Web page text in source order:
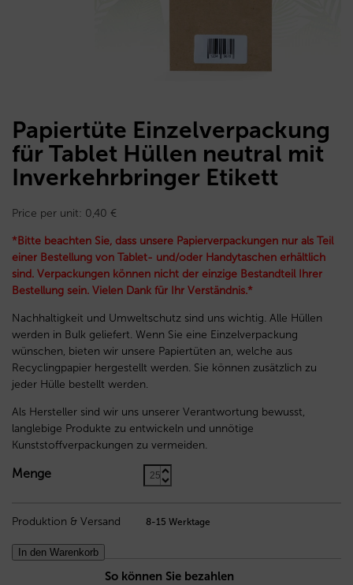
Papiertüte Einzelverpackung
für Tablet Hüllen neutral mit
Inverkehrbringer Etikett
Price per unit: 0,40 €
*Bitte beachten Sie, dass unsere Papierverpackungen nur als Teil
einer Bestellung von Tablet- und/oder Handytaschen erhältlich
sind. Verpackungen können nicht der einzige Bestandteil Ihrer
Bestellung sein. Vielen Dank für Ihr Verständnis.*
Nachhaltigkeit und Umweltschutz sind uns wichtig. Alle Hüllen
werden in Bulk geliefert. Wenn Sie eine Einzelverpackung
wünschen, bieten wir unsere Papiertüten an, welche aus
Recyclingpapier hergestellt werden. Sie können zusätzlich zu
jeder Hülle bestellt werden.
Als Hersteller sind wir uns unserer Verantwortung bewusst,
langlebige Produkte zu entwickeln und unnötige
Kunststoffverpackungen zu vermeiden.
Menge
Produktion & Versand 8-15 Werktage
In den Warenkorb
So können Sie bezahlen